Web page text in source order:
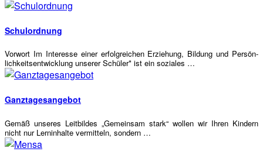
Schul­ord­nung
Vor­wort Im Inter­es­se einer erfolg­rei­chen Erzie­hung, Bil­dung und Per­sön­
lich­keits­ent­wick­lung unse­rer Schü­ler* ist ein soziales …
Ganz­ta­ges­an­ge­bot
Gemäß unse­res Leit­bil­des „Gemein­sam stark“ wol­len wir Ihren Kin­dern
nicht nur Lern­in­hal­te ver­mit­teln, sondern …